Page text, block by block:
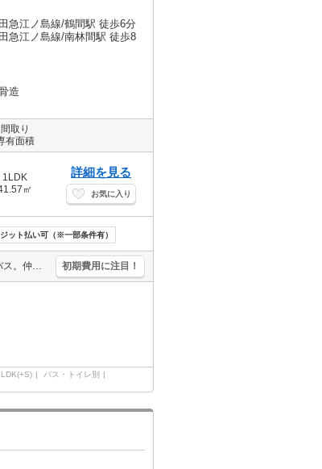
急江ノ島線/鶴間駅 徒歩6分
急江ノ島線/南林間駅 徒歩8
造
間取り
有面積
1LDK
㎡
詳細を見る
お気に入り
ット払い可（※一部条件有）
人気の新築。人気の新婚さん向け物件。システムキッチン。追い焚き機能付きバス。仲介手数料家賃の0.55ヵ月分。経済的な都市ガス使用。この物件の鍵がありますので、すぐに内見が出来ます。浴室換気乾燥式。 初期費用に注目！
バス・トイレ別